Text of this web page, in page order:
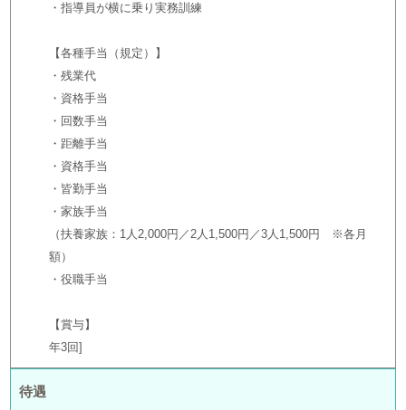
・指導員が横に乗り実務訓練
【各種手当（規定）】
・残業代
・資格手当
・回数手当
・距離手当
・資格手当
・皆勤手当
・家族手当
（扶養家族：1人2,000円／2人1,500円／3人1,500円 ※各月
額）
・役職手当
【賞与】
年3回
待遇